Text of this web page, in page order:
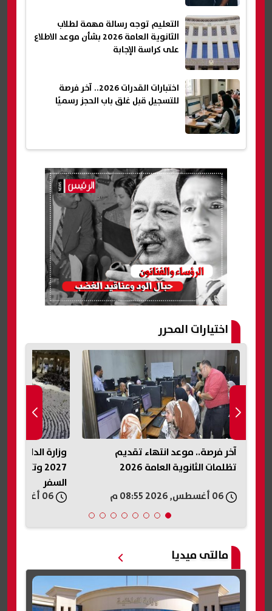
التعليم توجه رسالة مهمة لطلاب
الثانوية العامة 2026 بشأن موعد الاطلاع
على كراسة الإجابة
اختبارات القدرات 2026.. آخر فرصة
للتسجيل قبل غلق باب الحجز رسميًا
اختيارات المحرر
وزارة الداخلية تحدد موعد حج القرعة
2027 وتكشف الفئات الممنوعة من
هل تنجح
وقف إطلاق
مالتى ميديا